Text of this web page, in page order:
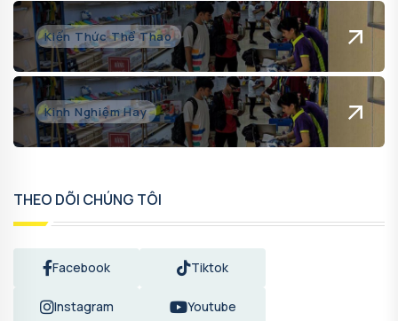
Kiến Thức Thể Thao
Kinh Nghiệm Hay
THEO DÕI CHÚNG TÔI
Facebook Tiktok
Instagram Youtube